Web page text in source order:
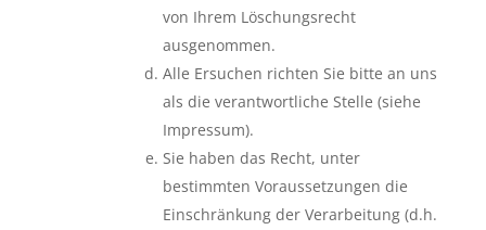
von Ihrem Löschungsrecht
ausgenommen.
Alle Ersuchen richten Sie bitte an uns
als die verantwortliche Stelle (siehe
Impressum).
Sie haben das Recht, unter
bestimmten Voraussetzungen die
Einschränkung der Verarbeitung (d.h.